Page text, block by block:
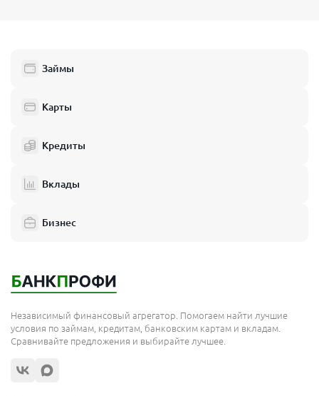
Займы
Карты
Кредиты
Вклады
Бизнес
Независимый финансовый агрегатор. Помогаем найти лучшие
условия по займам, кредитам, банковским картам и вкладам.
Сравнивайте предложения и выбирайте лучшее.